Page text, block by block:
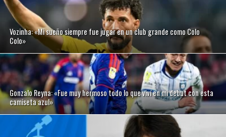
Vozinha: «Mi sueño siempre fue jugar en un club grande como Colo
Colo»
Gonzalo Reyna: «Fue muy hermoso todo lo que viví en mi debut con esta
camiseta azul»